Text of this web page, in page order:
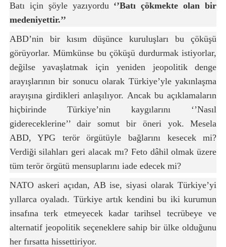
Batı için şöyle yazıyordu ‘’Batı çökmekte olan bir
medeniyettir.’’
ABD’nin bir kısım düşünce kuruluşları bu çöküşü
görüyorlar. Mümkünse bu çöküşü durdurmak istiyorlar,
değilse yavaşlatmak için yeniden jeopolitik denge
arayışlarının bir sonucu olarak Türkiye’yle yakınlaşma
arayışına girdikleri anlaşılıyor. Ancak bu açıklamaların
hiçbirinde Türkiye’nin kaygılarını ‘’Nasıl
gidereceklerine’’ dair somut bir öneri yok. Mesela
ABD, YPG terör örgütüyle bağlarını kesecek mi?
Verdiği silahları geri alacak mı? Feto dâhil olmak üzere
tüm terör örgütü mensuplarını iade edecek mi?
NATO askeri açıdan, AB ise, siyasi olarak Türkiye’yi
yıllarca oyaladı. Türkiye artık kendini bu iki kurumun
insafına terk etmeyecek kadar tarihsel tecrübeye ve
alternatif jeopolitik seçeneklere sahip bir ülke olduğunu
her fırsatta hissettiriyor.